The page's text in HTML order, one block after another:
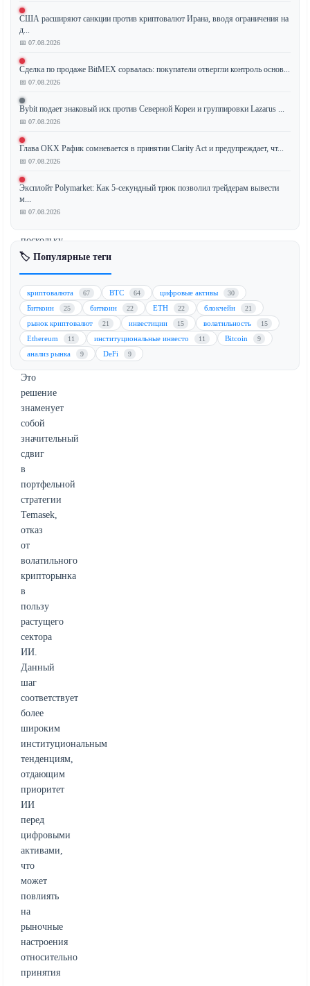
Государственный
инвестиционный
фонд
Сингапура
Temasek
официально
заявил,
что
инвестиции
в
криптовалюты
не
поскольку
компания
переориентирует
свою
стратегию
на
искусственный
интеллект
(ИИ).
Это
решение
знаменует
собой
значительный
сдвиг
в
портфельной
стратегии
Temasek,
отказ
от
волатильного
крипторынка
в
пользу
растущего
сектора
ИИ.
Данный
шаг
соответствует
более
широким
институциональным
тенденциям,
отдающим
приоритет
ИИ
перед
цифровыми
активами,
что
может
повлиять
на
рыночные
настроения
относительно
принятия
США расширяют санкции против криптовалют Ирана, вводя ограничения на
д...
📅 07.08.2026
Сделка по продаже BitMEX сорвалась: покупатели отвергли контроль основ...
📅 07.08.2026
Bybit подает знаковый иск против Северной Кореи и группировки Lazarus ...
📅 07.08.2026
Глава OKX Рафик сомневается в принятии Clarity Act и предупреждает, чт...
📅 07.08.2026
Эксплойт Polymarket: Как 5-секундный трюк позволил трейдерам вывести
м...
📅 07.08.2026
🏷️ Популярные теги
криптовалюта 67 BTC 64 цифровые активы 30
Биткоин 25 биткоин 22 ETH 22 блокчейн 21
рынок криптовалют 21 инвестиции 15 волатильность 15
Ethereum 11 институциональные инвесто 11 Bitcoin 9
анализ рынка 9 DeFi 9